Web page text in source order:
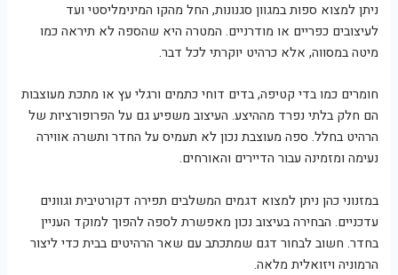
ניתן למצוא ספות במגוון סגנונות, החל מהקו המינימליסטי ועד
לעיצובים כפריים או מודרניים. המטרה היא שהספה לא תיראה כמו
מיטה במסווה, אלא כרהיט יוקרתי לכל דבר.
חומרים כמו בדי קטיפה, בדים דוחי כתמים ורגלי עץ או מתכת מעוצבות
הם חלק בלתי נפרד מההיצע. העיצוב משפיע גם על הפרופורציות של
הרהיט בחלל. ספה מעוצבת נכון לא תעמיס על החדר ותשרה אווירה
נעימה ומזמינה עבור הדיירים והאורחים.
במזנוני כהן ניתן למצוא דגמים המשלבים תפירה דקורטיבית וגוונים
עדכניים. הבחירה בעיצוב נכון מאפשרת לספה להפוך למוקד העניין
בחדר. חשוב לבחור דגם שמתכתב עם שאר הרהיטים בבית כדי ליצור
הרמוניה ויזואלית מלאה.